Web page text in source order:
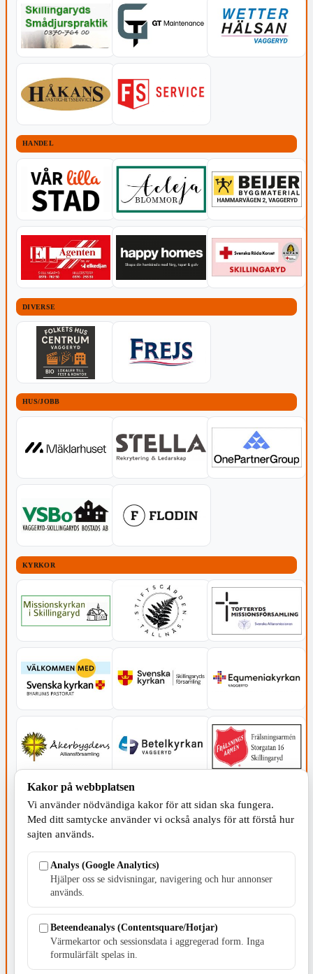
HANDEL
DIVERSE
HUS/JOBB
KYRKOR
SERVICE - MOTOR
TILLVERKNING
Kakor på webbplatsen
Vi använder nödvändiga kakor för att sidan ska fungera.
Med ditt samtycke använder vi också analys för att förstå hur
sajten används.
Analys (Google Analytics)
Hjälper oss se sidvisningar, navigering och hur annonser
används.
Beteendeanalys (Contentsquare/Hotjar)
Värmekartor och sessionsdata i aggregerad form. Inga
formulärfält spelas in.